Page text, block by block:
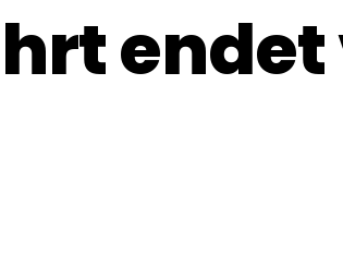
endet